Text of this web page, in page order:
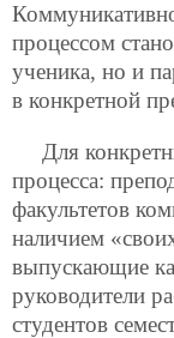
процессом
ученика, но и
в конкретной
Для
процесса:
факультетов
наличием
выпускающие
руководители
студентов